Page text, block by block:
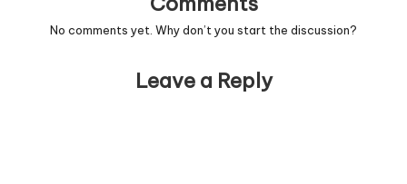
No comments yet. Why don’t you start the discussion?
Leave a Reply